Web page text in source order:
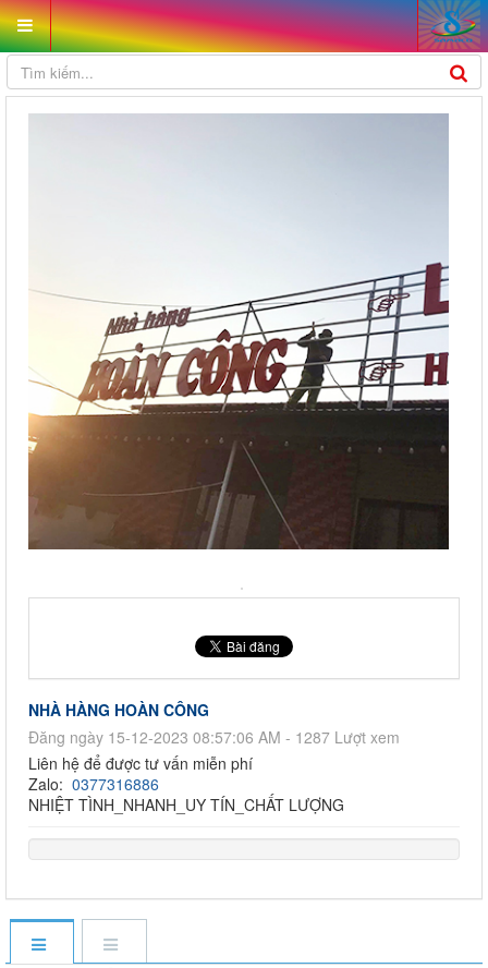
NHÀ HÀNG HOÀN CÔNG
Đăng ngày 15-12-2023 08:57:06 AM - 1287 Lượt xem
Liên hệ để được tư vấn miễn phí
Zalo: 0377316886
NHIỆT TÌNH_NHANH_UY TÍN_CHẤT LƯỢNG